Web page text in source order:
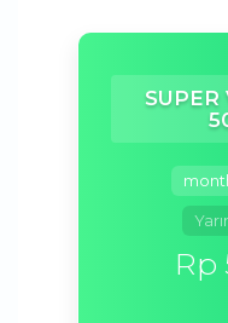
SUPER
Rp